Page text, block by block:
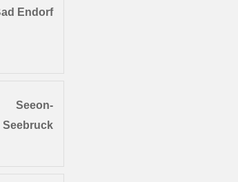
Endorf
Seeon-
Seebruck